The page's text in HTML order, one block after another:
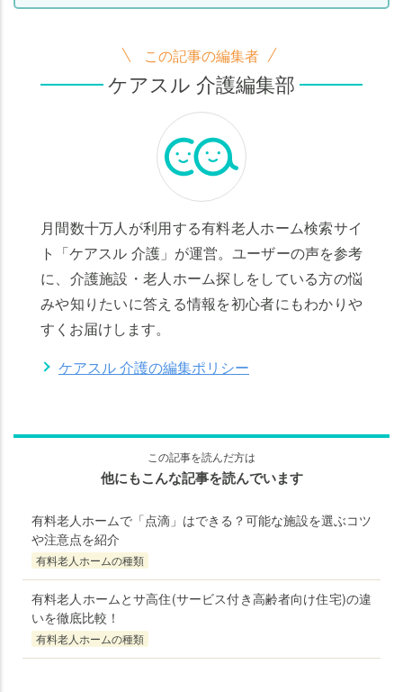
この記事の編集者
ケアスル 介護編集部
月間数十万人が利用する有料老人ホーム検索サイ
ト「ケアスル 介護」が運営。ユーザーの声を参考
に、介護施設・老人ホーム探しをしている方の悩
みや知りたいに答える情報を初心者にもわかりや
すくお届けします。
ケアスル 介護の編集ポリシー
この記事を読んだ方は
他にもこんな記事を読んでいます
有料老人ホームで「点滴」はできる？可能な施設を選ぶコツ
や注意点を紹介
有料老人ホームの種類
有料老人ホームとサ高住(サービス付き高齢者向け住宅)の違
いを徹底比較！
有料老人ホームの種類